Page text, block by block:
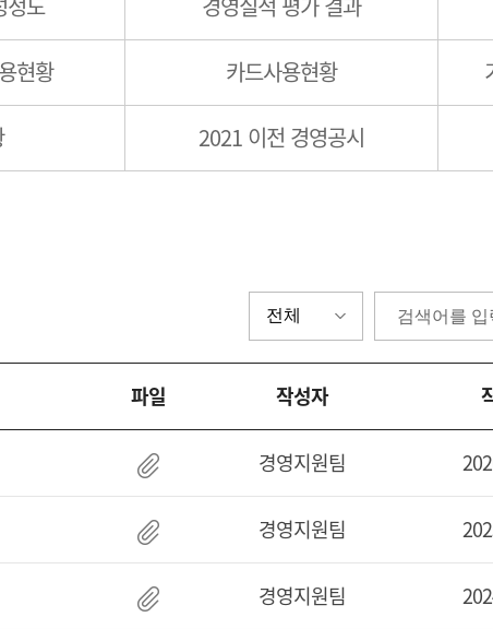
현황 카드사용현황
2021 이전 경영공시
파일 작성자
경영지원팀
경영지원팀
경영지원팀